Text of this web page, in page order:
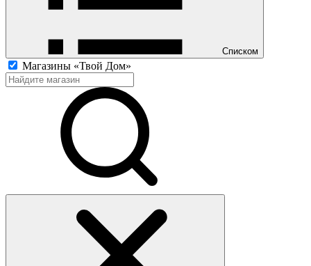
Списком
Магазины «Твой Дом»